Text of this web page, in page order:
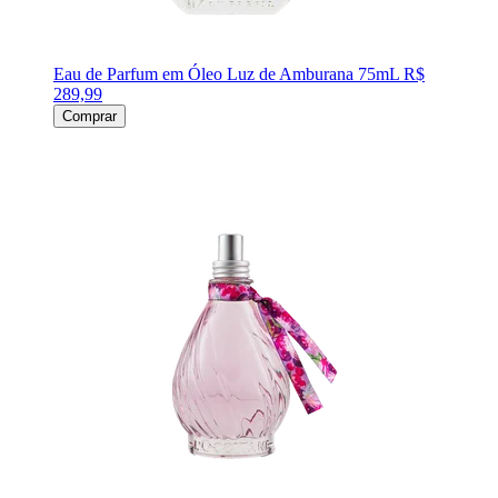
Eau de Parfum em Óleo Luz de Amburana 75mL R$
289,99
Comprar